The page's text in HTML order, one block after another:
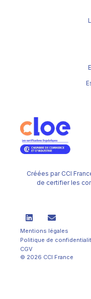
Créées par CCI
de certifier les
Mentions légales
Politique de
CGV
© 2026 CCI France